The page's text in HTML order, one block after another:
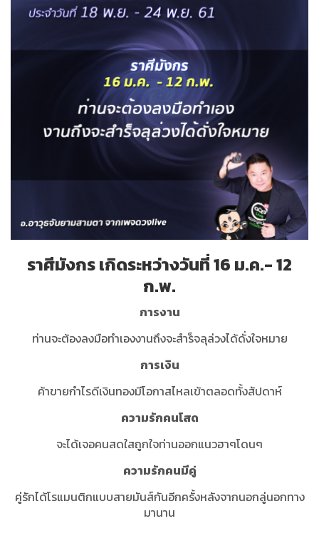
ราศีมังกร เกิดระหว่างวันที่ 16 ม.ค.- 12
ก.พ.
การงาน
ท่านจะต้องลงมือทำเองงานถึงจะสำร็จลุล่วงได้ดั่งใจหมาย
การเงิน
ค้าขายกำไรดีเงินทองมีโอกาสไหลเข้าตลอดทั้งสัปดาห์
ความรักคนโสด
จะได้เจอคนสดใสถูกใจท่านออกแนวฮาๆโดนๆ
ความรักคนมีคู่
คู่รักได้โรแมนติกแบบสายมันส์กันอีกครั้งหลังจากนอกลู่นอกทาง
มานาน